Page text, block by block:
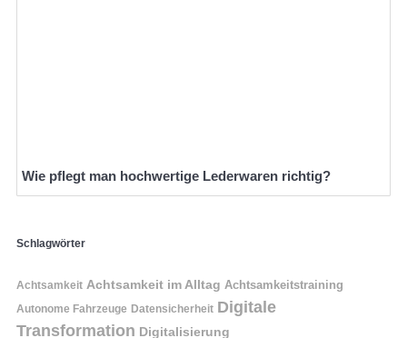
Wie pflegt man hochwertige Lederwaren richtig?
Schlagwörter
Achtsamkeit Achtsamkeit im Alltag Achtsamkeitstraining
Autonome Fahrzeuge Datensicherheit Digitale
Transformation Digitalisierung